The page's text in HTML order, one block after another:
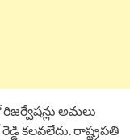
అమలు
కలవలేదు. రాష్ట్రపతి